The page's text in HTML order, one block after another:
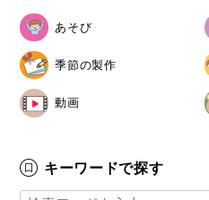
あそび
季節の製作
動画
キーワードで探す